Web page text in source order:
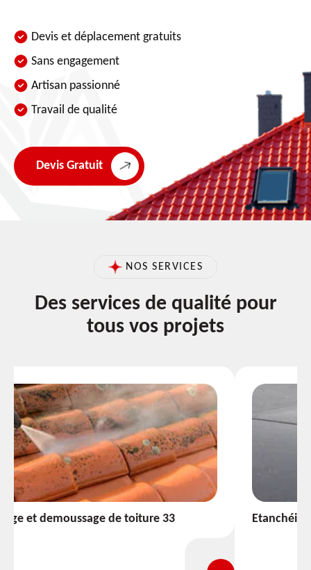
Devis et déplacement gratuits
Sans engagement
Artisan passionné
Travail de qualité
Devis Gratuit
NOS SERVICES
Des services de qualité pour
tous vos projets
Etanchéité toiture 33